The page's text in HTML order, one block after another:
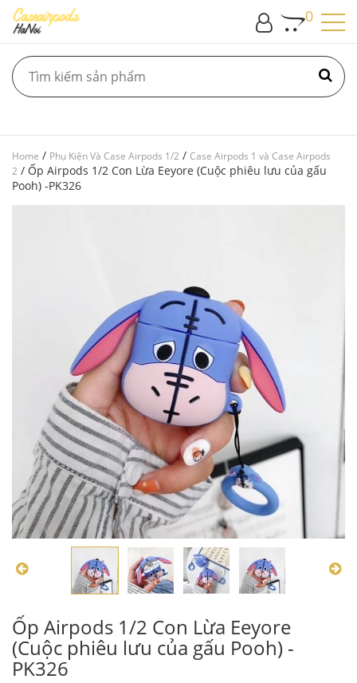
0
Home / Phụ Kiện Và Case Airpods 1/2 / Case Airpods 1 và Case Airpods
2 / Ốp Airpods 1/2 Con Lừa Eeyore (Cuộc phiêu lưu của gấu
Pooh) -PK326
Ốp Airpods 1/2 Con Lừa Eeyore
(Cuộc phiêu lưu của gấu Pooh) -
PK326